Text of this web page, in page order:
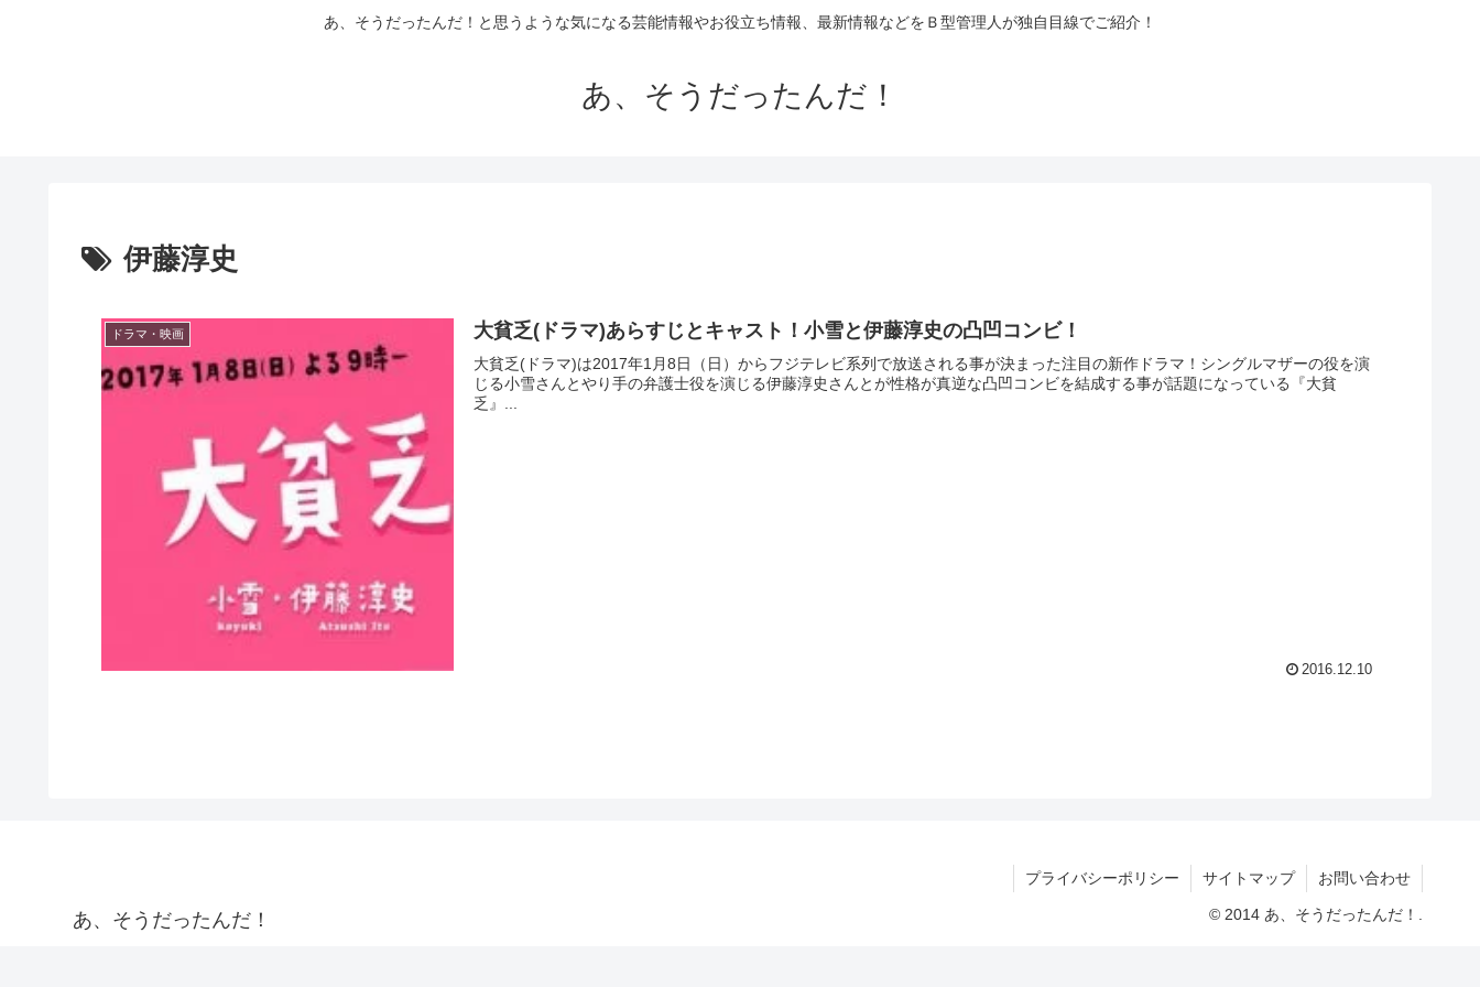
あ、そうだったんだ！と思うような気になる芸能情報やお役立ち情報、最新情報などをＢ型管理人が独自目線でご紹介！
あ、そうだったんだ！
伊藤淳史
ドラマ・映画 大貧乏(ドラマ)あらすじとキャスト！小雪と伊藤淳史の凸凹コンビ！
大貧乏(ドラマ)は2017年1月8日（日）からフジテレビ系列で放送される事が決まった注目の新作ドラマ！シングルマザーの役を演
じる小雪さんとやり手の弁護士役を演じる伊藤淳史さんとが性格が真逆な凸凹コンビを結成する事が話題になっている『大貧
乏』...
2016.12.10
あ、そうだったんだ！
プライバシーポリシー サイトマップ お問い合わせ
© 2014 あ、そうだったんだ！.